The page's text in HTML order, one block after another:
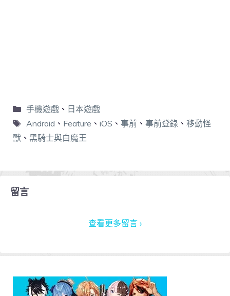
手機遊戲、 日本遊戲
Android 、 Feature 、 iOS 、 事前、 事前登錄、 移動怪
獸 、 黑騎士與白魔王
留言
查看更多留言 ›